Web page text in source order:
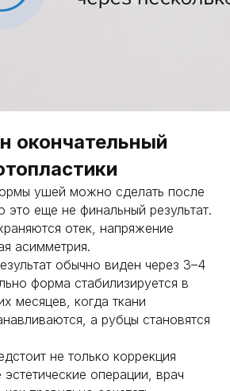
окончательный
ушей можно сделать после
это еще не финальный результат.
отек, напряжение
асимметрия.
обычно виден через 3–4
форма стабилизируется в
месяцев, когда ткани
а рубцы становятся
не только коррекция
операции, врач